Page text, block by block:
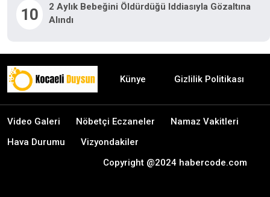
10
2 Aylık Bebeğini Öldürdüğü Iddiasıyla Gözaltına
Alındı
Künye Gizlilik Politikası
Video Galeri Nöbetçi Eczaneler
Namaz Vakitleri
Hava Durumu
Vizyondakiler
Copyright @2024 habercode.com